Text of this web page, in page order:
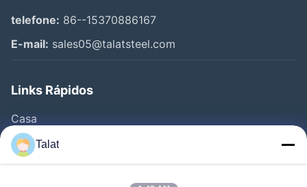
telefone: 86--15370886167
E-mail: sales05@talatsteel.com
Links Rápidos
Casa
Produtos
Quem Somos
Talat